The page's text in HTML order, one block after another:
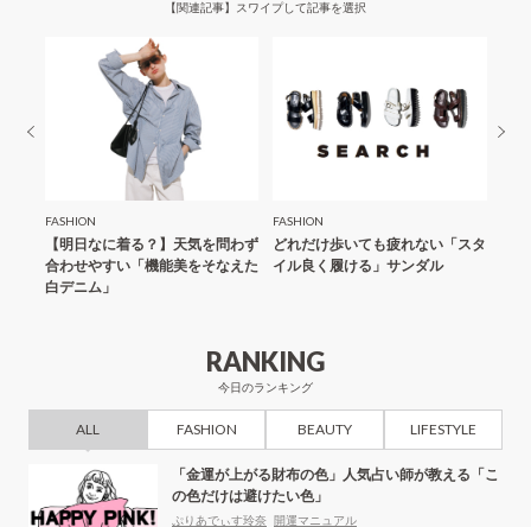
【関連記事】スワイプして記事を選択
FASHION
【明日なに着る？】天気を問わず
合わせやすい「機能美をそなえた
白デニム」
FASHION
どれだけ歩いても疲れない「スタ
イル良く履ける」サンダル
RANKING
今日のランキング
ALL FASHION BEAUTY LIFESTYLE
「金運が上がる財布の色」人気占い師が教える「こ
の色だけは避けたい色」
ぷりあでぃす玲奈 開運マニュアル